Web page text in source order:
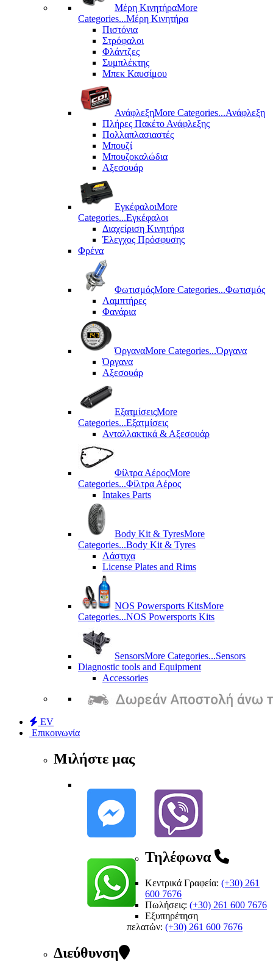
Μέρη KινητήραMore
Categories...Μέρη Kινητήρα
Πιστόνια
Στρόφαλοι
Φλάντζες
Συμπλέκτης
Μπεκ Καυσίμου
ΑνάφλεξηMore Categories...Ανάφλεξη
Πλήρες Πακέτο Ανάφλεξης
Πολλαπλασιαστές
Μπουζί
Μπουζοκαλώδια
Αξεσουάρ
ΕγκέφαλοιMore
Categories...Εγκέφαλοι
Διαχείριση Κινητήρα
Έλεγχος Πρόσφυσης
Φρένα
ΦωτισμόςMore Categories...Φωτισμός
Λαμπτήρες
Φανάρια
ΌργαναMore Categories...Όργανα
Όργανα
Αξεσουάρ
ΕξατμίσειςMore
Categories...Εξατμίσεις
Ανταλλακτικά & Αξεσουάρ
Φίλτρα ΑέροςMore
Categories...Φίλτρα Αέρος
Intakes Parts
Body Kit & TyresMore
Categories...Body Kit & Tyres
Λάστιχα
License Plates and Rims
NOS Powersports KitsMore
Categories...NOS Powersports Kits
SensorsMore Categories...Sensors
Diagnostic tools and Equipment
Accessories
EV
Επικοινωνία
Μιλήστε μας
Τηλέφωνα
Κεντρικά Γραφεία: (+30) 261
600 7676
Πωλήσεις: (+30) 261 600 7676
Εξυπηρέτηση
πελατών: (+30) 261 600 7676
Διεύθυνση